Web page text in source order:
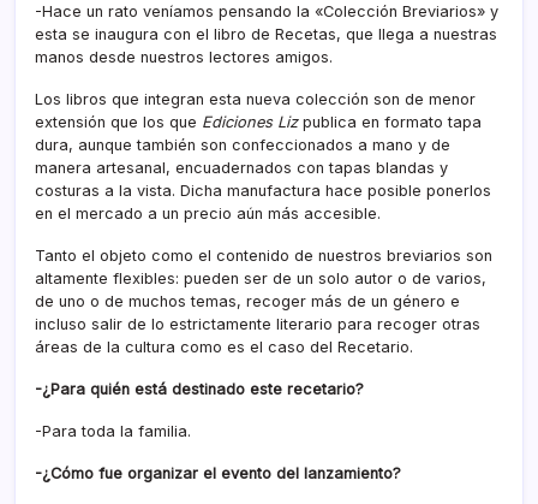
-Hace un rato veníamos pensando la «Colección Breviarios» y
esta se inaugura con el libro de Recetas, que llega a nuestras
manos desde nuestros lectores amigos.
Los libros que integran esta nueva colección son de menor
extensión que los que Ediciones Lizpublica en formato tapa
dura, aunque también son confeccionados a mano y de
manera artesanal, encuadernados con tapas blandas y
costuras a la vista. Dicha manufactura hace posible ponerlos
en el mercado a un precio aún más accesible.
Tanto el objeto como el contenido de nuestros breviarios son
altamente flexibles: pueden ser de un solo autor o de varios,
de uno o de muchos temas, recoger más de un género e
incluso salir de lo estrictamente literario para recoger otras
áreas de la cultura como es el caso del Recetario.
-¿Para quién está destinado este recetario?
-Para toda la familia.
-¿Cómo fue organizar el evento del lanzamiento?